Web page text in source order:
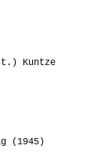
Kuntze
(1945)